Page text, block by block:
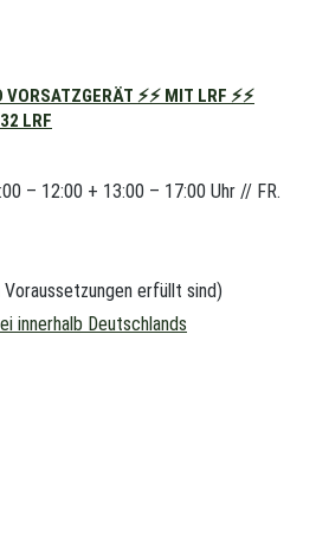
⚡⚡ MIT LRF ⚡⚡
LRF
– 12:00 + 13:00 – 17:00 Uhr // FR.
erfüllt sind)
innerhalb Deutschlands